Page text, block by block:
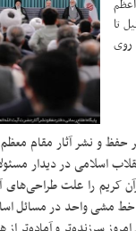
تا
روی
حفظ و نشر آثار مقام
در دیدار
را علت طراحی‌های
خط مشی واحد در